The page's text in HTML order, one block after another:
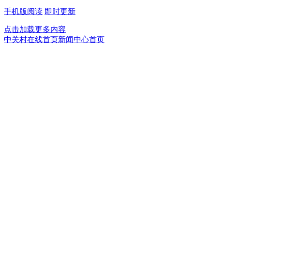
手机版阅读 即时更新
点击加载更多内容
中关村在线首页新闻中心首页